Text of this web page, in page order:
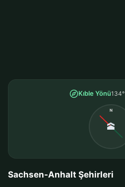
Kıble Yönü134°
N
🕋
Sachsen-Anhalt Şehirleri